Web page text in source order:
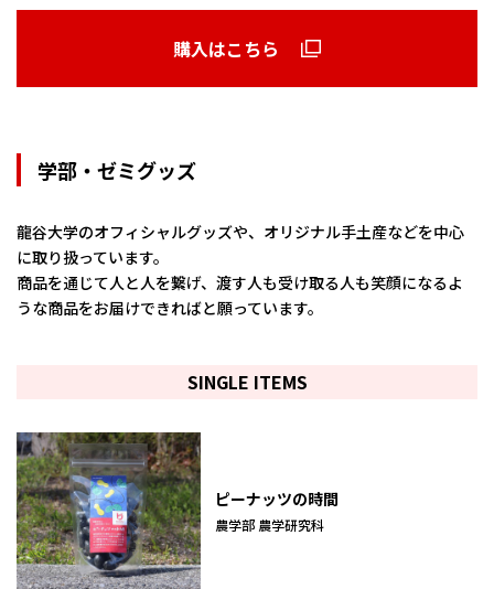
購入はこちら
学部・ゼミグッズ
龍谷大学のオフィシャルグッズや、オリジナル手土産などを中心
に取り扱っています。
商品を通じて人と人を繋げ、渡す人も受け取る人も笑顔になるよ
うな商品をお届けできればと願っています。
SINGLE ITEMS
ピーナッツの時間
農学部 農学研究科